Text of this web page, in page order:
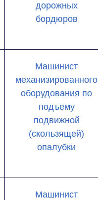
дорожных
бордюров
Машинист
механизированного
оборудования по
подъему
подвижной
(скользящей)
опалубки
Машинист